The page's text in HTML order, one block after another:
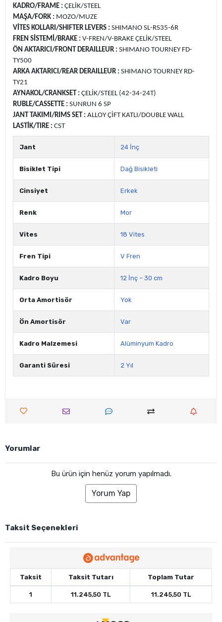
KADRO/FRAME : ÇELİK/STEEL
MAŞA/FORK : MOZO/MUZE
VİTES KOLLARI/SHIFTER LEVERS : SHIMANO SL-RS35-6R
FREN SİSTEMİ/BRAKE : V-FREN/V-BRAKE ÇELİK/STEEL
ÖN AKTARICI/FRONT DERAILLEUR : SHIMANO TOURNEY FD-
TY500
ARKA AKTARICI/REAR DERAILLEUR : SHIMANO TOURNEY RD-
TY21
AYNAKOL/CRANKSET : ÇELİK/STEEL (42-34-24T)
RUBLE/CASSETTE : SUNRUN 6 SP
JANT TAKIMI/RIMS SET : ALLOY ÇİFT KATLI/DOUBLE WALL
LASTİK/TIRE : CST
Jant 24 İnç
Bisiklet Tipi Dağ Bisikleti
Cinsiyet Erkek
Renk Mor
Vites 18 Vites
Fren Tipi V Fren
Kadro Boyu 12 İnç – 30 cm
Orta Amortisör Yok
Ön Amortisör Var
Kadro Malzemesi Alüminyum Kadro
Garanti Süresi 2 Yıl
Yorumlar
Bu ürün için henüz yorum yapılmadı.
Yorum Yap
Taksit Seçenekleri
Taksit Taksit Tutarı Toplam Tutar
1 11.245,50 TL 11.245,50 TL